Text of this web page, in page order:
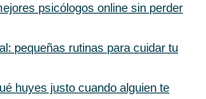
psicólogos online sin perder
pequeñas rutinas para cuidar tu
huyes justo cuando alguien te